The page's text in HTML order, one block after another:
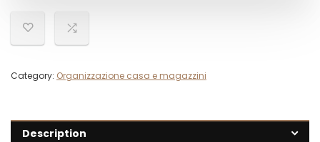
Category: Organizzazione casa e magazzini
Description